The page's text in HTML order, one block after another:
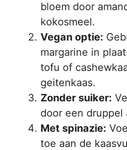
bloem door
kokosmeel.
Vegan optie:
margarine in
tofu of
geitenkaas.
Zonder suiker:
door een druppel
Met spinazie:
toe aan de